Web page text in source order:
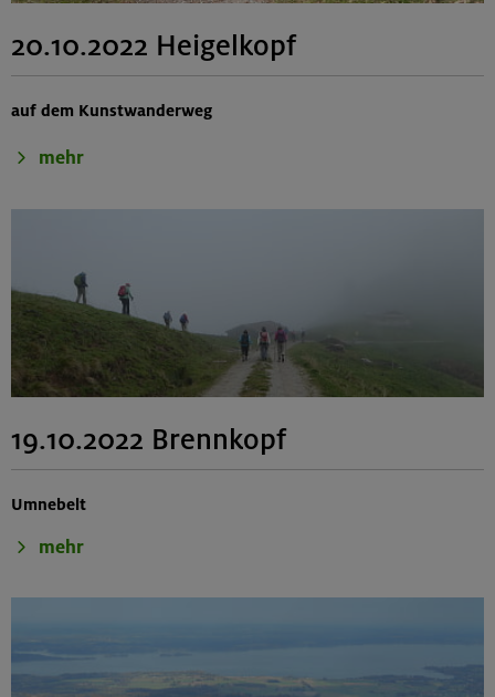
20.10.2022 Heigelkopf
auf dem Kunstwanderweg
mehr
19.10.2022 Brennkopf
Umnebelt
mehr